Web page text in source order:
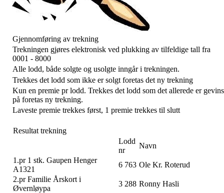
Gjennomføring av trekning
Trekningen gjøres elektronisk ved plukking av tilfeldige tall fra
0001 - 8000
Alle lodd, både solgte og usolgte inngår i trekningen.
Trekkes det lodd som ikke er solgt foretas det ny trekning
Kun en premie pr lodd. Trekkes det lodd som det allerede er
på foretas ny trekning.
Laveste premie trekkes først, 1 premie trekkes til slutt
Resultat trekning
Lodd
nr
Navn
1.pr 1 stk. Gaupen Henger
A1321
6 763 Ole Kr. Roterud
2.pr Familie Årskort i
Øvernløypa
3 288 Ronny Hasli